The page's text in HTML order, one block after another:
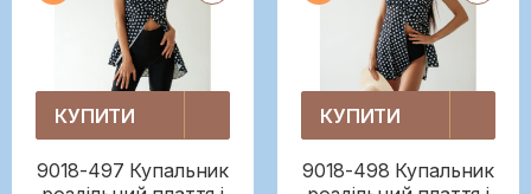
КУПИТИ
9018-497 Купальник
КУПИТИ
9018-498 Купальник